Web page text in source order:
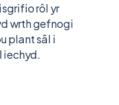
rôl yr
wrth gefnogi
plant sâl i